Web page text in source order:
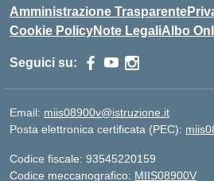
Amministrazione Trasparente
Cookie PolicyNote LegaliAlbo
Seguici su:
Email: miis08900v@istruzione.it
Posta elettronica certificata (PEC):
Codice fiscale: 93545220159
Codice meccanografico: MIIS08900V